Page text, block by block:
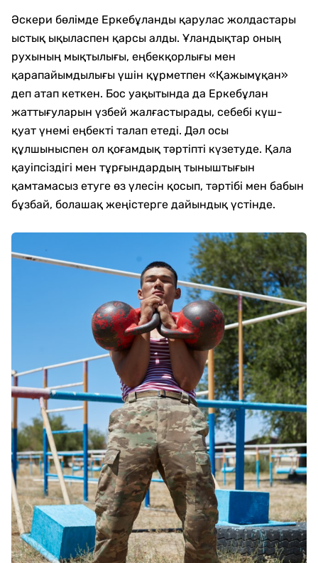
Әскери бөлімде Еркебұланды қарулас жолдастары
ыстық ықыласпен қарсы алды. Ұландықтар оның
рухының мықтылығы, еңбекқорлығы мен
қарапайымдылығы үшін құрметпен «Қажымұқан»
деп атап кеткен. Бос уақытында да Еркебұлан
жаттығуларын үзбей жалғастырады, себебі күш-
қуат үнемі еңбекті талап етеді. Дәл осы
құлшыныспен ол қоғамдық тәртіпті күзетуде. Қала
қауіпсіздігі мен тұрғындардың тыныштығын
қамтамасыз етуге өз үлесін қосып, тәртібі мен бабын
бұзбай, болашақ жеңістерге дайындық үстінде.